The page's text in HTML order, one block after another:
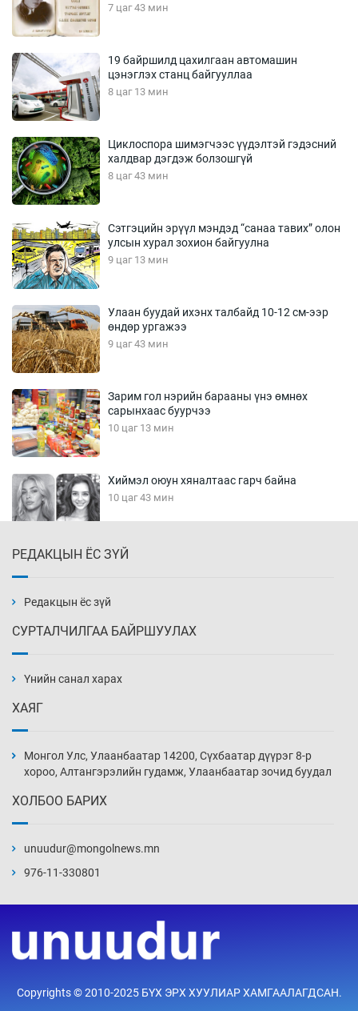
7 цаг 43 мин
19 байршилд цахилгаан автомашин
цэнэглэх станц байгууллаа
8 цаг 13 мин
Циклоспора шимэгчээс үүдэлтэй гэдэсний
халдвар дэгдэж болзошгүй
8 цаг 43 мин
Сэтгэцийн эрүүл мэндэд “санаа тавих” олон
улсын хурал зохион байгуулна
9 цаг 13 мин
Улаан буудай ихэнх талбайд 10-12 см-ээр
өндөр ургажээ
9 цаг 43 мин
Зарим гол нэрийн барааны үнэ өмнөх
сарынхаас буурчээ
10 цаг 13 мин
Хиймэл оюун хяналтаас гарч байна
10 цаг 43 мин
11 цаг 13 мин
нэмэгджээ
11 цаг 43 мин
12 цаг 13 мин
12 цаг 43 мин
үйлчилж буй гэв
РЕДАКЦЫН ЁС ЗҮЙ
Редакцын ёс зүй
СУРТАЛЧИЛГАА БАЙРШУУЛАХ
Үнийн санал харах
ХАЯГ
Монгол Улс, Улаанбаатар 14200, Сүхбаатар дүүрэг 8-р
хороо, Алтангэрэлийн гудамж, Улаанбаатар зочид буудал
ХОЛБОО БАРИХ
unuudur@mongolnews.mn
976-11-330801
Copyrights © 2010-2025 БҮХ ЭРХ ХУУЛИАР ХАМГААЛАГДСАН.